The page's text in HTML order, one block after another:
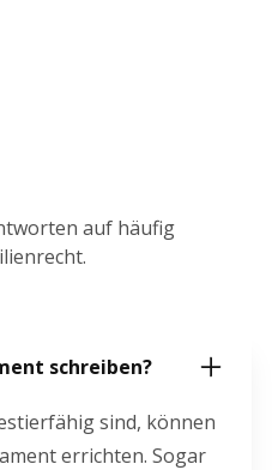
auf häufig
schreiben?
sind, können
errichten. Sogar